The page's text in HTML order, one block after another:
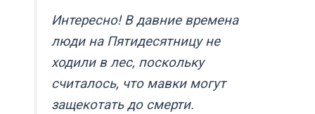
Интересно! В давние времена
люди на Пятидесятницу не
ходили в лес, поскольку
считалось, что мавки могут
защекотать до смерти.